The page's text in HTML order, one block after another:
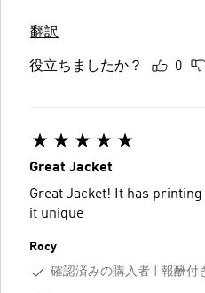
翻訳
役立ちましたか？ 0
Great Jacket
Great Jacket! It has
it unique
Rocy
確認済みの購入者
報酬付